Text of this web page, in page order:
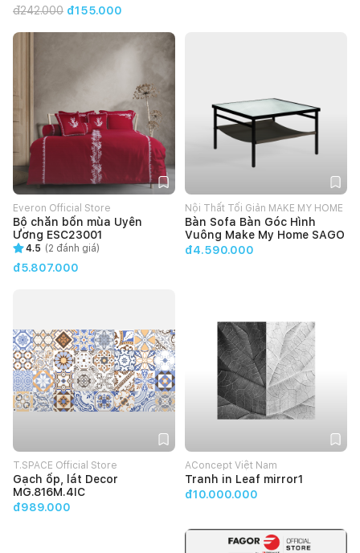
đ242.000 đ155.000
Everon Official Store
Bộ chăn bốn mùa Uyên
Ương ESC23001
4.5 (2 đánh giá)
đ5.807.000
Nội Thất Tối Giản MAKE MY HOME
Bàn Sofa Bàn Góc Hình
Vuông Make My Home SAGO
đ4.590.000
T.SPACE Official Store
Gạch ốp, lát Decor
MG.816M.4IC
đ989.000
AConcept Việt Nam
Tranh in Leaf mirror1
đ10.000.000